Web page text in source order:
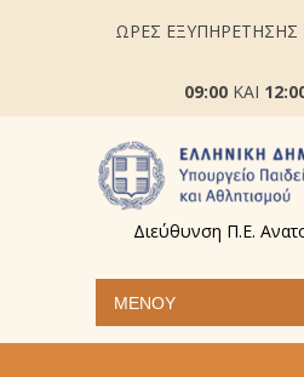
ΩΡΕΣ ΕΞΥΠΗΡΕΤΗΣΗΣ
09:00 ΚΑΙ
Διεύθυνση Π.Ε.
ΜΕΝΟΎ